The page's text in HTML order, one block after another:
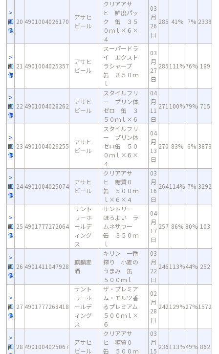
画
像
20 4901004026170
アサヒ
ビール
クリアアサ
ヒ 鮮度パッ
ク 缶 ３５
０ｍｌ×６×
４
03
月
26
日
285 41% 7% 2338
画
像
21 4901004025357
アサヒ
ビール
スーパードラ
イ エクスト
ラシャープ
缶 ３５０ｍ
ｌ
03
月
27
日
285111%76% 189
画
像
22 4901004026262
アサヒ
ビール
スタイルフリ
ー プリン体
ゼロ 缶 ３
５０ｍｌ×６
04
月
11
日
271 100%79% 715
画
像
23 4901004026255
アサヒ
ビール
スタイルフリ
ー プリン体
ゼロ缶 ５０
０ｍｌ×６×
４
04
月
13
日
270 83% 6% 3873
画
像
24 4901004025074
アサヒ
ビール
クリアアサ
ヒ 糖質０
缶 ５００ｍ
ｌ×６×４
03
月
16
日
264114% 7% 3292
画
像
25 4901777272064
サント
リーホ
ールデ
ィング
ス
サントリー
ほろよい ラ
ムネサワー
缶 ３５０ｍ
ｌ
04
月
17
日
257 86% 80% 103
画
像
26 4901411047928
麒麟麦
酒
キリン 一番
搾り 小麦の
うまみ 缶
５００ｍｌ
03
月
22
日
246113%44% 252
画
像
27 4901777268418
サント
リーホ
ールデ
ィング
ス
ザ・プレミア
ム・モルツ香
るプレミアム
５００ｍｌ×
６
02
月
28
日
242129%27%1572
画 28 4901004025067
アサヒ
ビール
クリアアサ
ヒ 糖質０
缶 ５００ｍ
03
月
15
236113%49% 862